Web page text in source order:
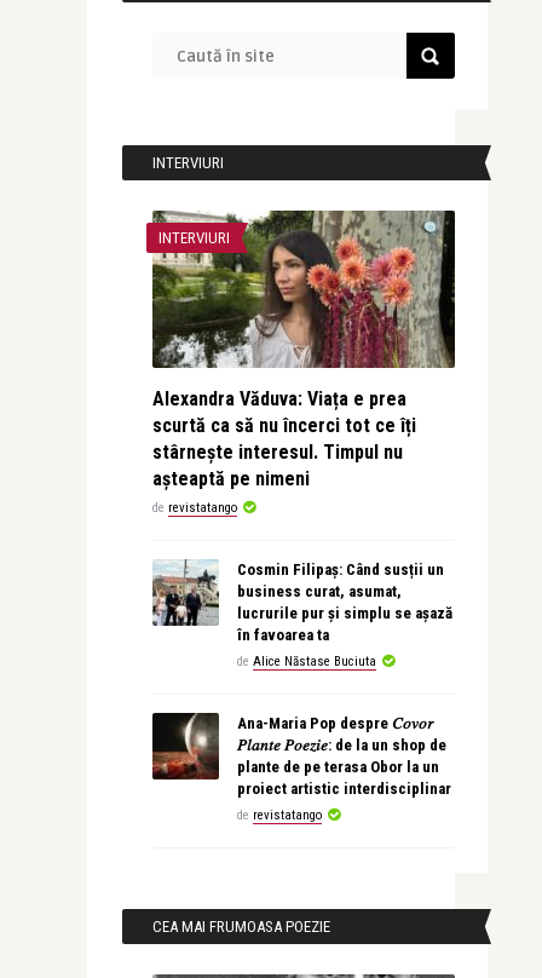
INTERVIURI
INTERVIURI
Alexandra Văduva: Viața e prea
scurtă ca să nu încerci tot ce îți
stârnește interesul. Timpul nu
așteaptă pe nimeni
de revistatango
Cosmin Filipaș: Când susții un
business curat, asumat,
lucrurile pur și simplu se așază
în favoarea ta
de Alice Năstase Buciuta
Ana-Maria Pop despre 𝐶𝑜𝑣𝑜𝑟
𝑃𝑙𝑎𝑛𝑡𝑒 𝑃𝑜𝑒𝑧𝑖𝑒: de la un shop de
plante de pe terasa Obor la un
proiect artistic interdisciplinar
de revistatango
CEA MAI FRUMOASA POEZIE